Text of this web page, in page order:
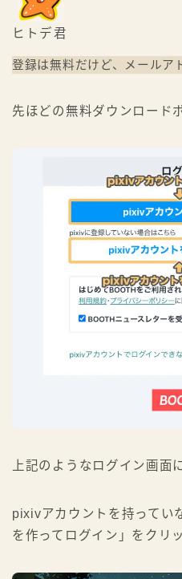
ヒトデ君
登録は無料だけど、メールア
先ほどの無料ダウンロード
上記のようなログイン画面
pixivアカウントを持ってい
を作ってログイン」をクリ